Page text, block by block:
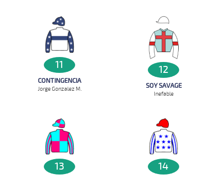
11
CONTINGENCIA
Jorge Gonzalez M.
12
SOY SAVAGE
Inefable
13 14